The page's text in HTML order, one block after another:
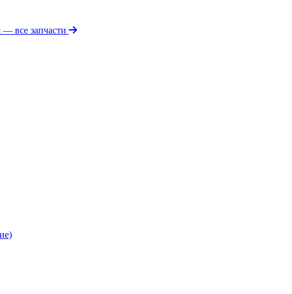
— все запчасти